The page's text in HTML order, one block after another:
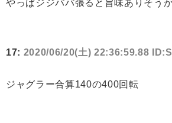
やっぱジジババ張ると旨味ありそう
17: 2020/06/20(土) 22:36:59.88
ジャグラー合算140の400回転